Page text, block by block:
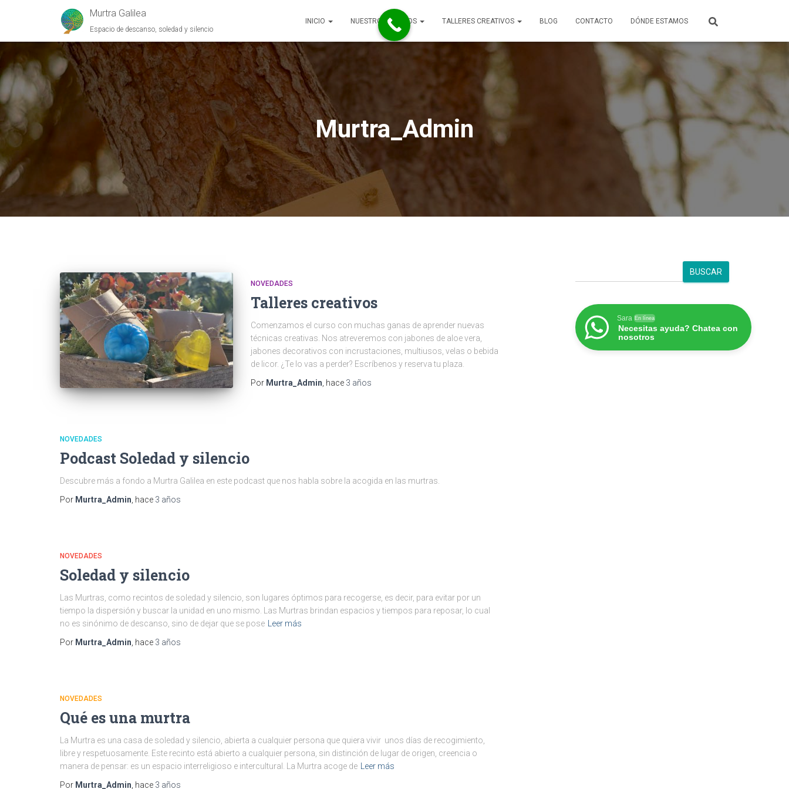
Murtra Galilea
Espacio de descanso, soledad y silencio
INICIO NUESTROS RETIROS TALLERES CREATIVOS BLOG CONTACTO DÓNDE ESTAMOS
Murtra_Admin
NOVEDADES
Talleres creativos
Comenzamos el curso con muchas ganas de aprender nuevas
técnicas creativas. Nos atreveremos con jabones de aloe vera,
jabones decorativos con incrustaciones, multiusos, velas o bebida
de licor. ¿Te lo vas a perder? Escríbenos y reserva tu plaza.
Por Murtra_Admin , hace 3 años
NOVEDADES
Podcast Soledad y silencio
Descubre más a fondo a Murtra Galilea en este podcast que nos habla sobre la acogida en las murtras.
Por Murtra_Admin , hace 3 años
NOVEDADES
Soledad y silencio
Las Murtras, como recintos de soledad y silencio, son lugares óptimos para recogerse, es decir, para evitar por un
tiempo la dispersión y buscar la unidad en uno mismo. Las Murtras brindan espacios y tiempos para reposar, lo cual
no es sinónimo de descanso, sino de dejar que se pose
Leer más
Por Murtra_Admin , hace 3 años
NOVEDADES
Qué es una murtra
La Murtra es una casa de soledad y silencio, abierta a cualquier persona que quiera vivir unos días de recogimiento,
libre y respetuosamente. Este recinto está abierto a cualquier persona, sin distinción de lugar de origen, creencia o
manera de pensar: es un espacio interreligioso e intercultural. La Murtra acoge de
Leer más
Por Murtra_Admin , hace 3 años
u
a
r
BUSCAR
Sara En línea
Necesitas ayuda? Chatea con
nosotros